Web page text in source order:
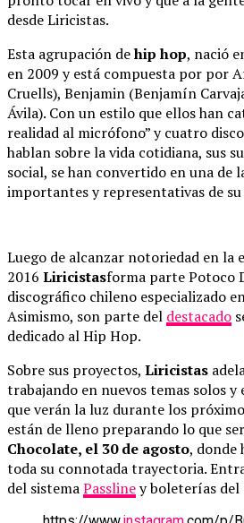
desde Liricistas.
Esta agrupación dehip hop, nació
en 2009 y está compuesta por por
Cruells), Benjamin (Benjamín
Ávila). Con un estilo que ellos han
realidad al micrófono” y cuatro
hablan sobre la vida cotidiana, sus
social, se han convertido en una de
importantes y representativas de su
Luego de alcanzar notoriedad en la
2016 Liricistasforma parte Potoco
discográfico chileno especializado
Asimismo, son parte del destacado
dedicado al Hip Hop.
Sobre sus proyectos, Liricistas
trabajando en nuevos temas solos y
que verán la luz durante los
están de lleno preparando lo que
Chocolate, el 30 de agosto, donde
toda su connotada trayectoria.
del sistemaPassliney boleterías